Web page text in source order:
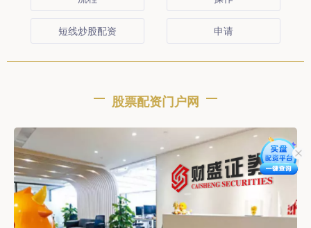
短线炒股配资 申请
股票配资门户网